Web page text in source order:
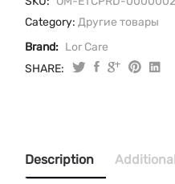
х
14
Category: Другие товары
Brand: Lor Care
SHARE:
Description